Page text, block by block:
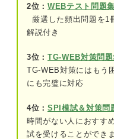
問題4
問題6
問題9
2位： WEBテスト問題集
厳選した頻出問題を1
解説付き
3位： TG-WEB対策問題
TG-WEB対策にはもう
にも完璧に対応
4位： SPI模試＆対策問
時間がない人におすす
試を受けることができ